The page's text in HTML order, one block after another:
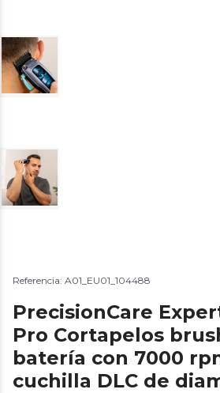
Referencia: A01_EU01_104488
PrecisionCare
Pro Cortapelos
batería con 7000
cuchilla DLC de